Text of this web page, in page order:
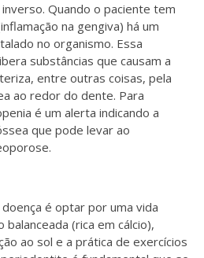
Quando o paciente tem
na gengiva) há um
no organismo. Essa
substâncias que causam a
entre outras coisas, pela
ao redor do dente. Para
é um alerta indicando a
que pode levar ao
é optar por uma vida
balanceada (rica em cálcio),
ao sol e a prática de exercícios